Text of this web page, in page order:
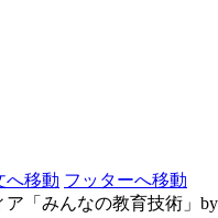
へ移動 フッターへ移動
「みんなの教育技術」by